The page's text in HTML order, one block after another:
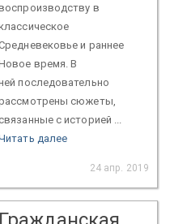
в
и раннее
время. В
последовательно
сюжеты,
с историей ...
далее
24 апр. 2019